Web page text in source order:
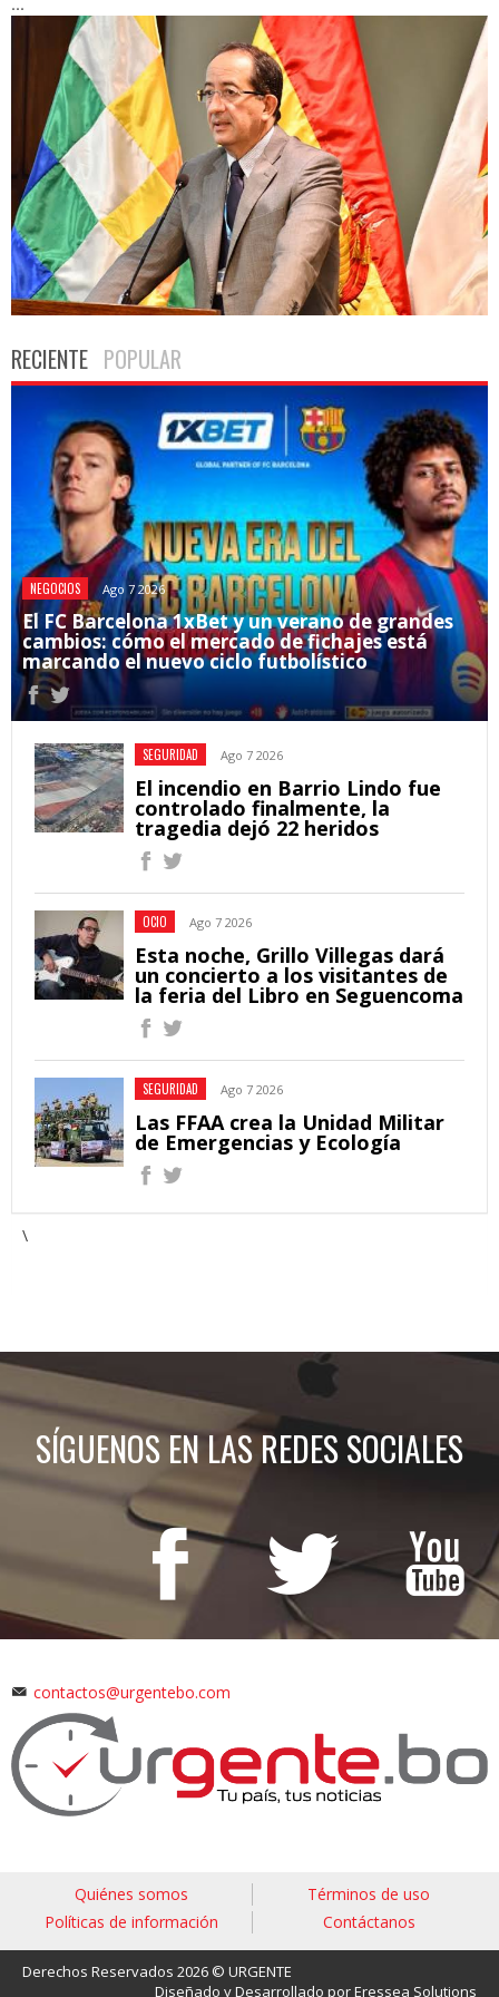
RECIENTE POPULAR
NEGOCIOS Ago 7 2026
El FC Barcelona 1xBet y un verano de grandes
cambios: cómo el mercado de fichajes está
marcando el nuevo ciclo futbolístico
SEGURIDAD Ago 7 2026
El incendio en Barrio Lindo fue
controlado finalmente, la
tragedia dejó 22 heridos
OCIO Ago 7 2026
Esta noche, Grillo Villegas dará
un concierto a los visitantes de
la feria del Libro en Seguencoma
SEGURIDAD Ago 7 2026
Las FFAA crea la Unidad Militar
de Emergencias y Ecología
\
SÍGUENOS EN LAS REDES SOCIALES
contactos@urgentebo.com
Quiénes somos
Términos de uso
Políticas de información
Contáctanos
Derechos Reservados 2026 © URGENTE
Diseñado y Desarrollado por Eressea Solutions